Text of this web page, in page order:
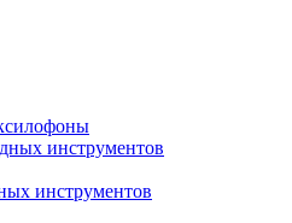
инструментов
инструментов